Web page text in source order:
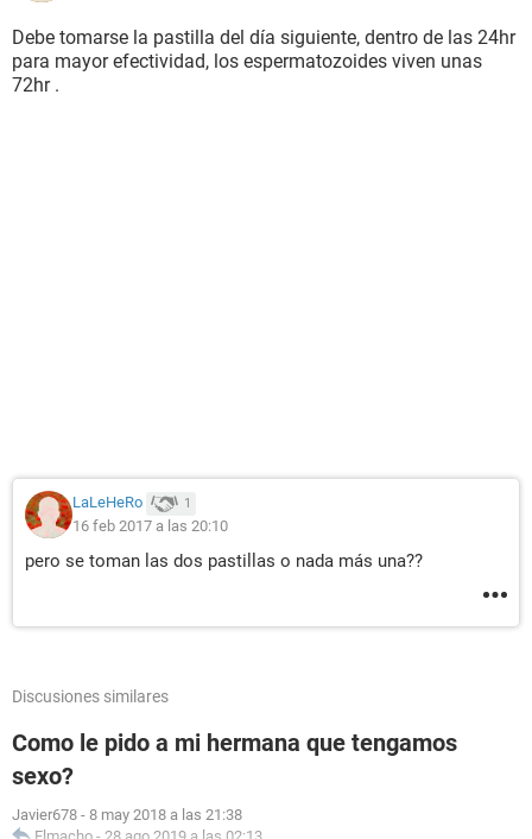
Debe tomarse la pastilla del día siguiente, dentro de las 24hr
para mayor efectividad, los espermatozoides viven unas
72hr .
LaLeHeRo 1
16 feb 2017 a las 20:10
pero se toman las dos pastillas o nada más una??
Discusiones similares
Como le pido a mi hermana que tengamos
sexo?
Javier678 - 8 may 2018 a las 21:38